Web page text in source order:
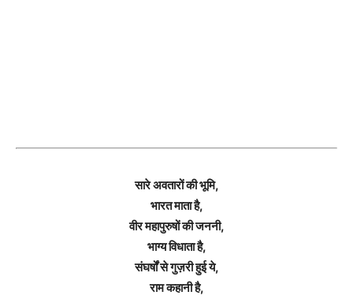
सारे अवतारों की भूमि,
भारत माता है,
वीर महापुरुषों की जननी,
भाग्य विधाता है,
संघर्षों से गुज़री हुई ये,
राम कहानी है,